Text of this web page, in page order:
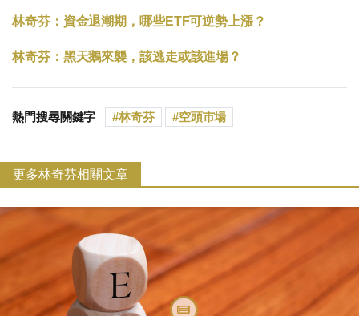
林奇芬：資金退潮期，哪些ETF可逆勢上漲？
林奇芬：黑天鵝來襲，該逃走或該進場？
熱門搜尋關鍵字 林奇芬 空頭市場
更多林奇芬相關文章